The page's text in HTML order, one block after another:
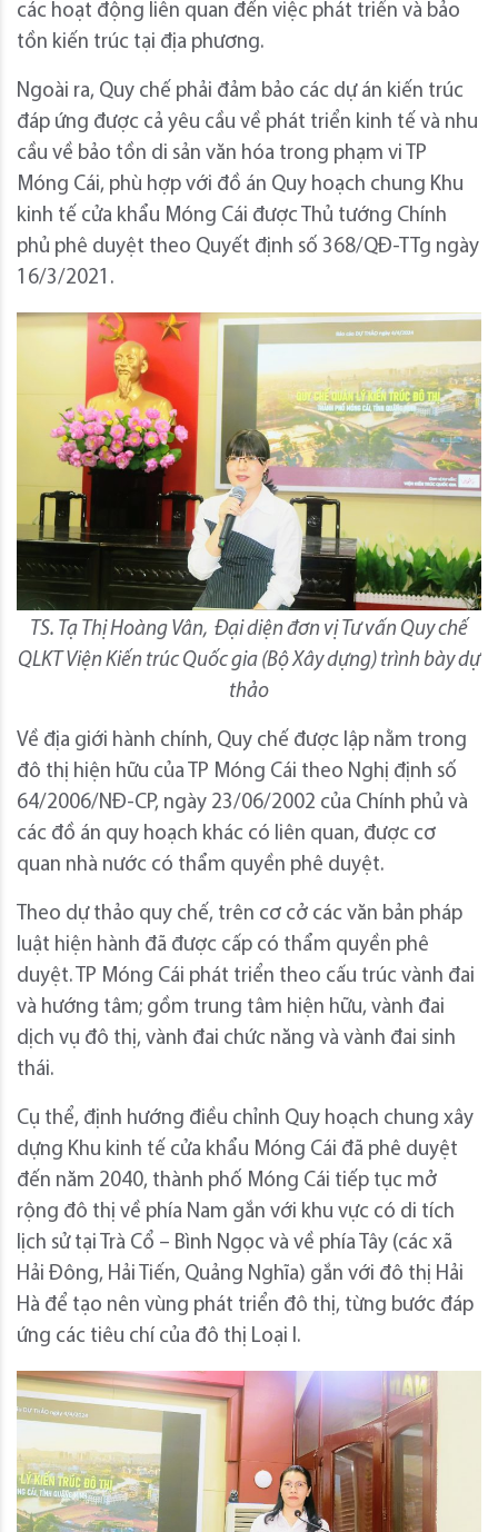
các hoạt động liên quan đến việc phát triển và bảo
tồn kiến trúc tại địa phương.
Ngoài ra, Quy chế phải đảm bảo các dự án kiến trúc
đáp ứng được cả yêu cầu về phát triển kinh tế và nhu
cầu về bảo tồn di sản văn hóa trong phạm vi TP
Móng Cái, phù hợp với đồ án Quy hoạch chung Khu
kinh tế cửa khẩu Móng Cái được Thủ tướng Chính
phủ phê duyệt theo Quyết định số 368/QĐ-TTg ngày
16/3/2021.
TS. Tạ Thị Hoàng Vân, Đại diện đơn vị Tư vấn Quy chế
QLKT Viện Kiến trúc Quốc gia (Bộ Xây dựng) trình bày dự
thảo
Về địa giới hành chính, Quy chế được lập nằm trong
đô thị hiện hữu của TP Móng Cái theo Nghị định số
64/2006/NĐ-CP, ngày 23/06/2002 của Chính phủ và
các đồ án quy hoạch khác có liên quan, được cơ
quan nhà nước có thẩm quyền phê duyệt.
Theo dự thảo quy chế, trên cơ cở các văn bản pháp
luật hiện hành đã được cấp có thẩm quyền phê
duyệt. TP Móng Cái phát triển theo cấu trúc vành đai
và hướng tâm; gồm trung tâm hiện hữu, vành đai
dịch vụ đô thị, vành đai chức năng và vành đai sinh
thái.
Cụ thể, định hướng điều chỉnh Quy hoạch chung xây
dựng Khu kinh tế cửa khẩu Móng Cái đã phê duyệt
đến năm 2040, thành phố Móng Cái tiếp tục mở
rộng đô thị về phía Nam gắn với khu vực có di tích
lịch sử tại Trà Cổ – Bình Ngọc và về phía Tây (các xã
Hải Đông, Hải Tiến, Quảng Nghĩa) gắn với đô thị Hải
Hà để tạo nên vùng phát triển đô thị, từng bước đáp
ứng các tiêu chí của đô thị Loại I.